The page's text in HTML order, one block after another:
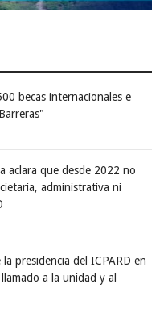
becas internacionales e
aclara que desde 2022 no
administrativa ni
la presidencia del ICPARD en
a la unidad y al